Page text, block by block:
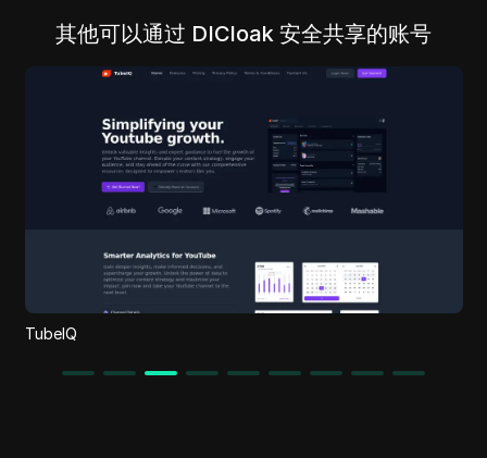
其他可以通过 DICloak 安全共享的账号
TubeIQ